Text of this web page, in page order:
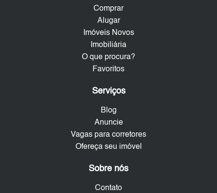
Comprar
Alugar
Imóveis Novos
Imobiliária
O que procura?
Favoritos
Serviços
Blog
Anuncie
Vagas para corretores
Ofereça seu imóvel
Sobre nós
Contato